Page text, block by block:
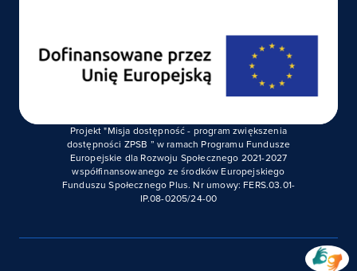
Projekt "Misja dostępność - program zwiększenia
dostępności ZPSB ” w ramach Programu Fundusze
Europejskie dla Rozwoju Społecznego 2021-2027
współfinansowanego ze środków Europejskiego
Funduszu Społecznego Plus. Nr umowy: FERS.03.01-
IP.08-0205/24-00